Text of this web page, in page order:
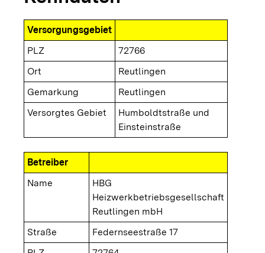
Versorgungsgebiet
PLZ
72766
Ort
Reutlingen
Gemarkung
Reutlingen
Versorgtes Gebiet
Humboldtstraße und
Einsteinstraße
Betreiber
Name
HBG
Heizwerkbetriebsgesellschaft
Reutlingen mbH
Straße
Federnseestraße 17